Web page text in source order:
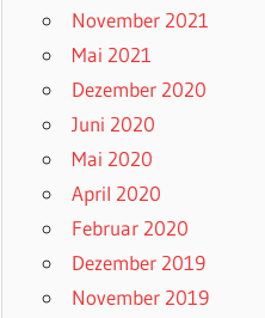
November 2021
Mai 2021
Dezember 2020
Juni 2020
Mai 2020
April 2020
Februar 2020
Dezember 2019
November 2019